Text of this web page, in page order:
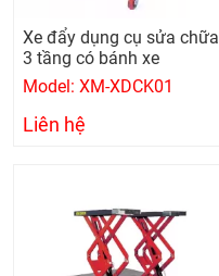
Xe đẩy dụng cụ sửa chữa
3 tầng có bánh xe
Model: XM-XDCK01
Liên hệ